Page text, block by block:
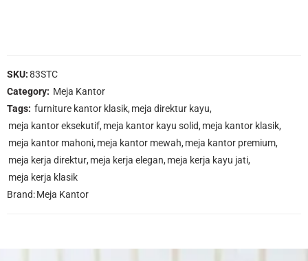
SKU:83STC
Category: Meja Kantor
Tags: furniture kantor klasik, meja direktur kayu,
meja kantor eksekutif, meja kantor kayu solid, meja kantor klasik,
meja kantor mahoni, meja kantor mewah, meja kantor premium,
meja kerja direktur, meja kerja elegan, meja kerja kayu jati,
meja kerja klasik
Brand:Meja Kantor